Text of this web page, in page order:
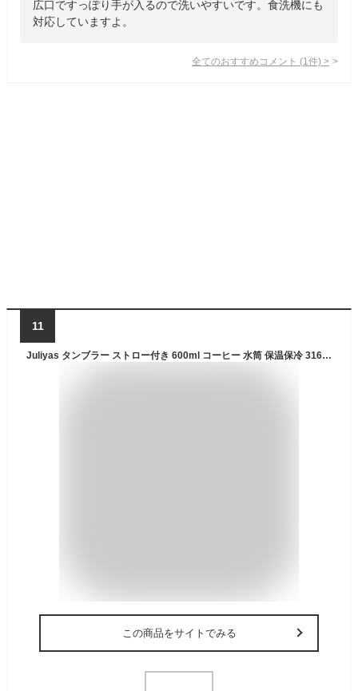
広口ですっぽり手が入るので洗いやすいです。食洗機にも
対応していますよ。
全てのおすすめコメント (1 件) >
11
Juliyas タンブラー ストロー付き 600ml コーヒー 水筒 保温保冷 316ステンレス 取っ手付 真空断熱 二重構造 広口 大容量 2way飲み 直飲み ウォーターボトル 漏れない 洗いやすい 持ち運び ホーム/オフィス/アウトドア/登山 女の子 男の子 （パープル）
この商品をサイトでみる